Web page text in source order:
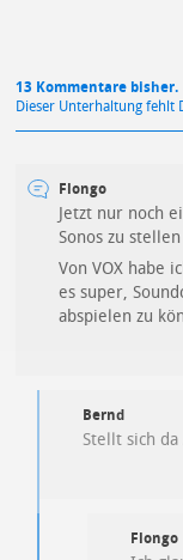
13 Kommentare bisher.
Dieser Unterhaltung fehlt
Flongo
Jetzt nur noch
Sonos zu
Von VOX habe
es super,
abspielen zu
Bernd
Stellt sich da
Flongo